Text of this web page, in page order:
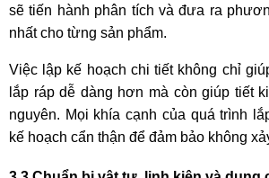
sẽ tiến hành phân tích và đưa ra
nhất cho từng sản phẩm.
Việc lập kế hoạch chi tiết không chỉ
lắp ráp dễ dàng hơn mà còn giúp tiết
nguyên. Mọi khía cạnh của quá trình
kế hoạch cẩn thận để đảm bảo không